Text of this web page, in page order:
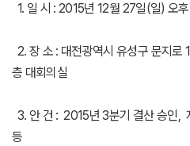
1. 일 시 : 2015년 12월 27일(일) 오후
2. 장 소 : 대전광역시 유성구 문지로
층 대회의실
3. 안 건 : 2015년 3분기 결산 승인,
등